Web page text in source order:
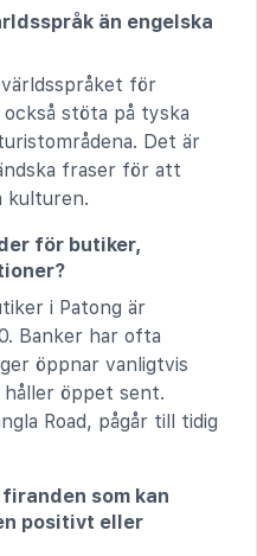
än engelska
för
stöta på tyska
Det är
fraser för att
kulturen.
för butiker,
i Patong är
Banker har ofta
öppnar vanligtvis
öppet sent.
Road, pågår till tidig
som kan
positivt eller